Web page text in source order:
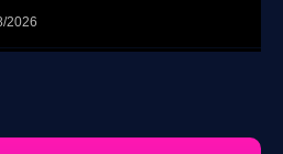
2026